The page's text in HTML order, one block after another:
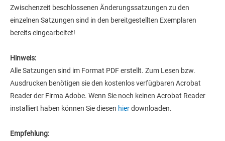
Zwischenzeit beschlossenen Änderungssatzungen zu den
einzelnen Satzungen sind in den bereitgestellten Exemplaren
bereits eingearbeitet!
Hinweis:
Alle Satzungen sind im Format PDF erstellt. Zum Lesen bzw.
Ausdrucken benötigen sie den kostenlos verfügbaren Acrobat
Reader der Firma Adobe. Wenn Sie noch keinen Acrobat Reader
installiert haben können Sie diesen hierdownloaden.
Empfehlung: